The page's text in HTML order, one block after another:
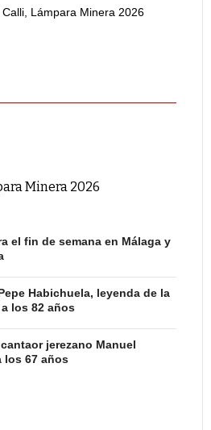
Calli, Lámpara Minera 2026
Minera 2026
el fin de semana en Málaga y
Habichuela, leyenda de la
los 82 años
jerezano Manuel
los 67 años